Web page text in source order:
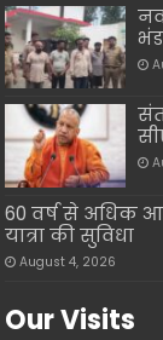
60 वर्ष से अधिक
यात्रा की सुविधा
August 4, 2026
Our Visits